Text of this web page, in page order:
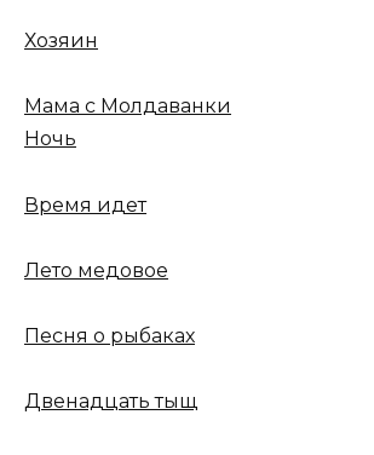
Хозяин
Мама с Молдаванки
Ночь
Время идет
Лето медовое
Песня о рыбаках
Двенадцать тыщ